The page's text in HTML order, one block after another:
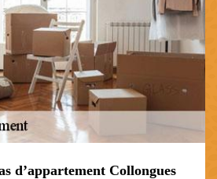
d’appartement Collongues